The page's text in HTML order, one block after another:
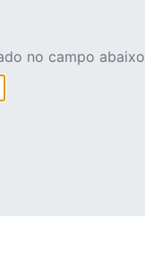
no campo abaixo